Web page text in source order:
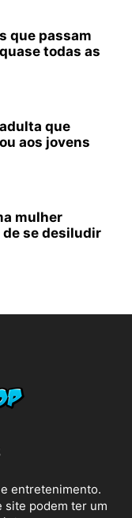
que passam
todas as
que
aos jovens
mulher
se desiludir
entretenimento.
site podem ter um